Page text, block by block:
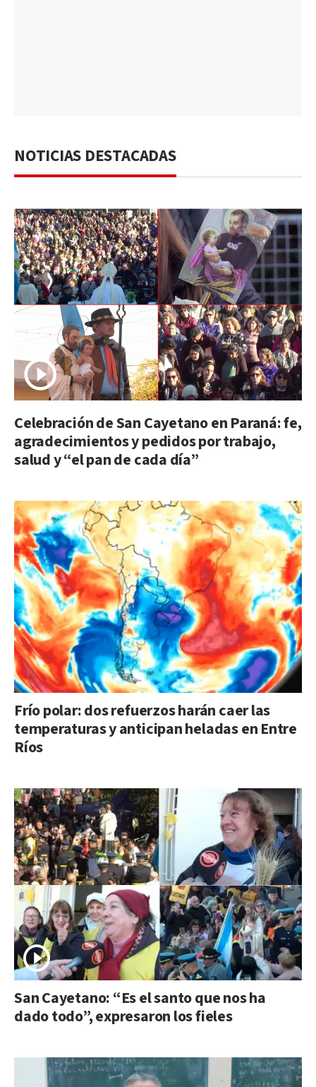
NOTICIAS DESTACADAS
Celebración de San Cayetano en Paraná: fe,
agradecimientos y pedidos por trabajo,
salud y “el pan de cada día”
Frío polar: dos refuerzos harán caer las
temperaturas y anticipan heladas en Entre
Ríos
San Cayetano: “Es el santo que nos ha
dado todo”, expresaron los fieles